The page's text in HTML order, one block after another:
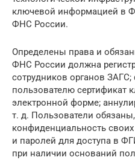
ключевой информацией в
ФНС России.
Определены права и
ФНС России должна
сотрудников органов ЗАГС;
пользователю сертификат
электронной форме;
т. д. Пользователи
конфиденциальность
и паролей для доступа в
при наличии оснований